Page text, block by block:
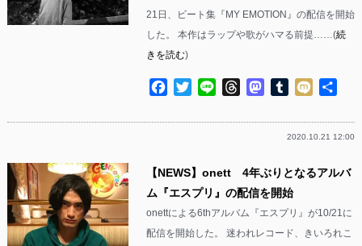
21日、ビート集『MY EMOTION』の配信を開始
した。 本作はラップや歌がハマる前提……(続
きを読む)
Facebook
TwitterLine ThreadsMastodon
Tumblr
Mixi
2020.10.21 12:00
【NEWS】onett 4年ぶりとなるアルバ
ム『エスプリ』の配信を開始
onettによる6thアルバム『エスプリ』が10/21に
配信を開始した。 迷われレコード、きいろれこ